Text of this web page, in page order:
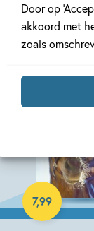
Door op
akkoord met
zoals
Meer van
7,99
E-book